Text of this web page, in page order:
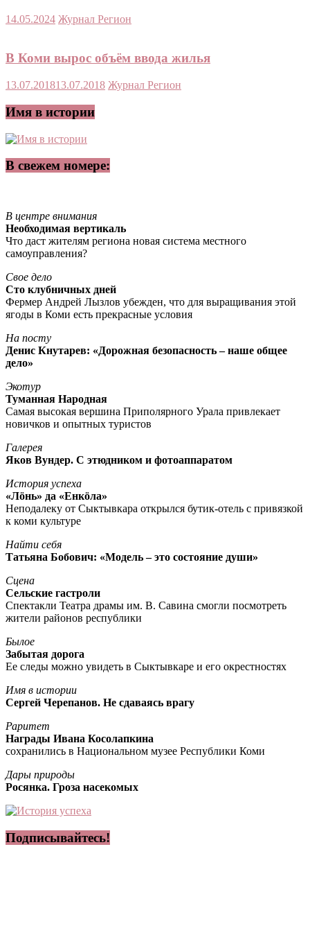
14.05.2024 Журнал Регион
В Коми вырос объём ввода жилья
13.07.201813.07.2018 Журнал Регион
Имя в истории
В свежем номере:
В центре внимания
Необходимая вертикаль
Что даст жителям региона новая система местного
самоуправления?
Свое дело
Сто клубничных дней
Фермер Андрей Лызлов убежден, что для выращивания этой
ягоды в Коми есть прекрасные условия
На посту
Денис Кнутарев: «Дорожная безопасность – наше общее
дело»
Экотур
Туманная Народная
Самая высокая вершина Приполярного Урала привлекает
новичков и опытных туристов
Галерея
Яков Вундер. С этюдником и фотоаппаратом
История успеха
«Лöнь» да «Енкöла»
Неподалеку от Сыктывкара открылся бутик-отель с привязкой
к коми культуре
Найти себя
Татьяна Бобович: «Модель – это состояние души»
Сцена
Сельские гастроли
Спектакли Театра драмы им. В. Савина смогли посмотреть
жители районов республики
Былое
Забытая дорога
Ее следы можно увидеть в Сыктывкаре и его окрестностях
Имя в истории
Сергей Черепанов. Не сдаваясь врагу
Раритет
Награды Ивана Косолапкина
сохранились в Национальном музее Республики Коми
Дары природы
Росянка. Гроза насекомых
Подписывайтесь!